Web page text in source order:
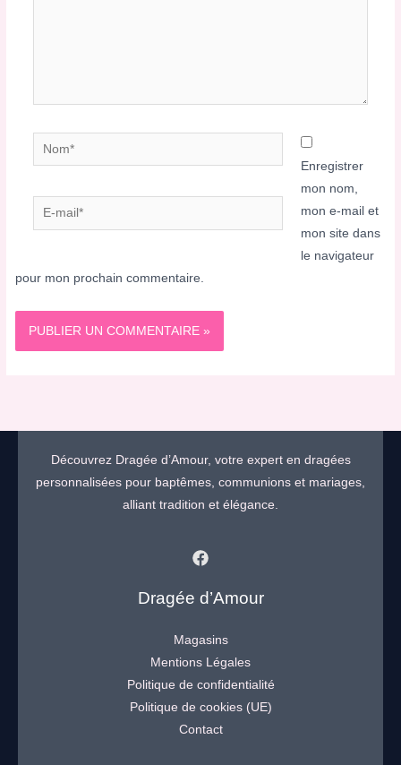
Nom*
E-
mail*
Enregistrer
mon nom,
mon e-mail et
mon site dans
le navigateur
pour mon prochain commentaire.
Découvrez Dragée d’Amour, votre expert en dragées
personnalisées pour baptêmes, communions et mariages,
alliant tradition et élégance.
Dragée d’Amour
Magasins
Mentions Légales
Politique de confidentialité
Politique de cookies (UE)
Contact